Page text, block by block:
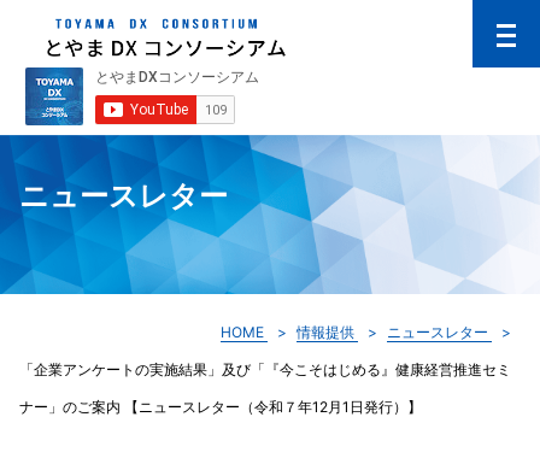
ニュースレター
HOME 情報提供 ニュースレター
「企業アンケートの実施結果」及び「『今こそはじめる』健康経営推進セミ
ナー」のご案内 【ニュースレター（令和７年12月1日発行）】